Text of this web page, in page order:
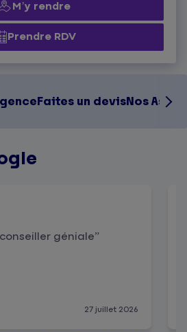
M’y rendre
Prendre RDV
Faites un devisNos
27 juillet 2026
géniale